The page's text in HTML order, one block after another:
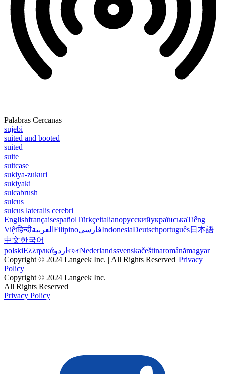
Palabras Cercanas
sujebi
suited and booted
suited
suite
suitcase
sukiya-zukuri
sukiyaki
sulcabrush
sulcus
sulcus lateralis cerebri
EnglishfrançaisespañolTürkçeitalianoрусскийукраїнськаTiếng
Việtहिन्दीالعربية FilipinoفارسیIndonesiaDeutschportuguês日本語
中文한국어
polskiΕλληνικάاردو বাংলাNederlandssvenskačeštinaromânămagyar
Copyright © 2024 Langeek Inc. | All Rights Reserved |Privacy
Policy
Copyright © 2024 Langeek Inc.
All Rights Reserved
Privacy Policy